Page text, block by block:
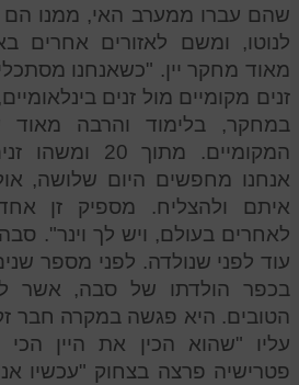
שהם עברו ממערב האי, ממנו הם
לנוטו, ומשם לאזורים אחרים
מאוד מחקר יין. "כשאנחנו
זנים מקומיים מול זנים
במחקר, בלימוד והרבה מאוד
המקומיים.
אנחנו מחפשים היום שלושה,
איתם ולהצליח. מספיק זן
לאחרים בעולם, ויש לך וינר".
עוד לפני שנולדה. לפני מספר
בכפר הולדתו של סבה, אשר לא
הטובים. היא פגשה במקרה חבר
עליו "שהוא הכין את היין
פטרישיה פרצה בצחוק "עכשיו